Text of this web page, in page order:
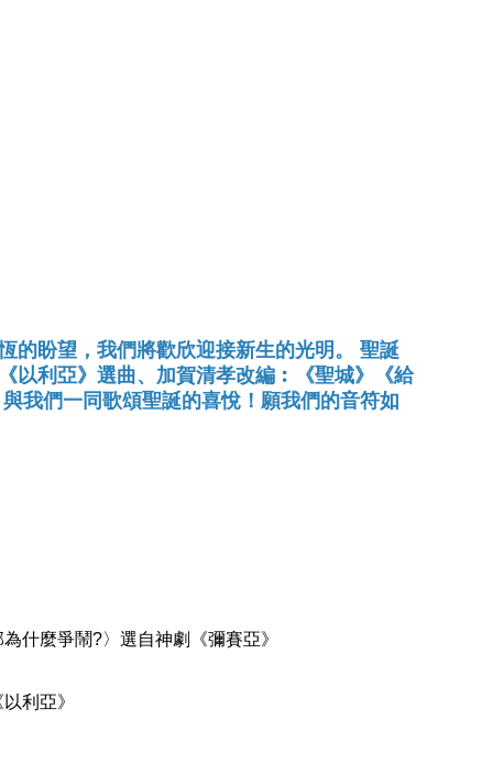
的盼望，我們將歡欣迎接新生的光明。 聖誕
以利亞》選曲、加賀清孝改編︰《聖城》《給
我們一同歌頌聖誕的喜悅！願我們的音符如
什麼爭鬧?〉選自神劇《彌賽亞》
利亞》